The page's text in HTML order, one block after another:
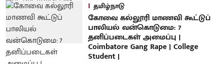
தமிழ்நாடு
கோவை கல்லூரி மாணவி கூட்டுப்
பாலியல் வன்கொடுமை: 7
தனிப்படைகள் அமைப்பு |
Coimbatore Gang Rape | College
Student |